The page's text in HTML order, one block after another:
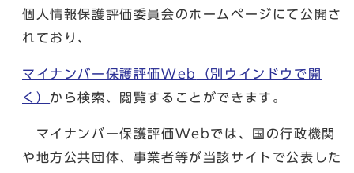
個人情報保護評価委員会のホームページにて公開さ
れており、
マイナンバー保護評価Web
（別ウインドウで開
く） から検索、閲覧することができます。
マイナンバー保護評価Webでは、国の行政機関
や地方公共団体、事業者等が当該サイトで公表した